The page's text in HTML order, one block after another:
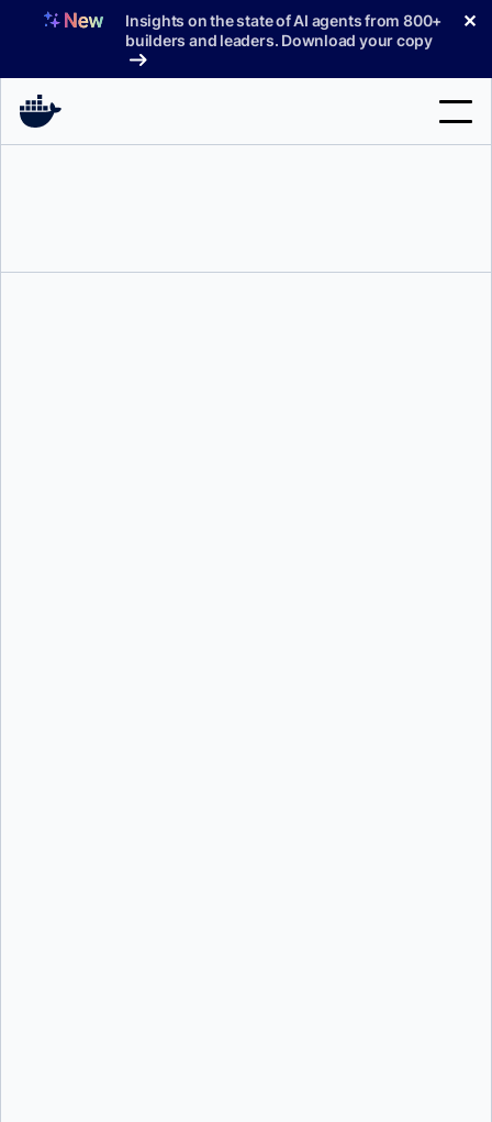
へ
Insights on the state of AI agents from 800+
builders and leaders. Download your copy
✕
サポート